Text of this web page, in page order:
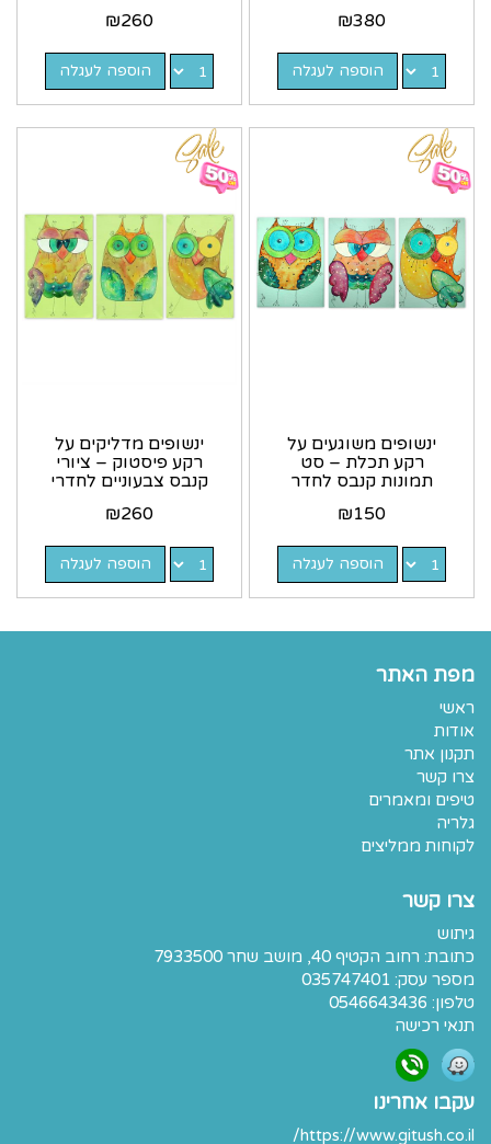
₪380
הוספה לעגלה
₪260
הוספה לעגלה
ינשופים משוגעים על
רקע תכלת – סט
תמונות קנבס לחדר
₪150
הוספה לעגלה
ינשופים מדליקים על
רקע פיסטוק – ציורי
קנבס צבעוניים לחדרי
₪260
הוספה לעגלה
מפת האתר
ראשי
אודות
תקנון אתר
צרו קשר
טיפים ומאמרים
גלריה
לקוחות ממליצים
צרו קשר
גיתוש
כתובת: רחוב הקטיף 40, מושב שחר 7933500
מספר עסק: 035747401
טלפון: 0546643436
תנאי רכישה
עקבו אחרינו
https://www.gitush.co.il/